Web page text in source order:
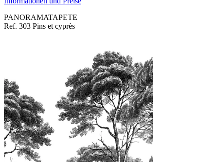
PANORAMATAPETE
Ref. 303 Pins et cyprès